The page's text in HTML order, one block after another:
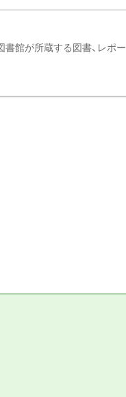
館が所蔵する図書、レポー